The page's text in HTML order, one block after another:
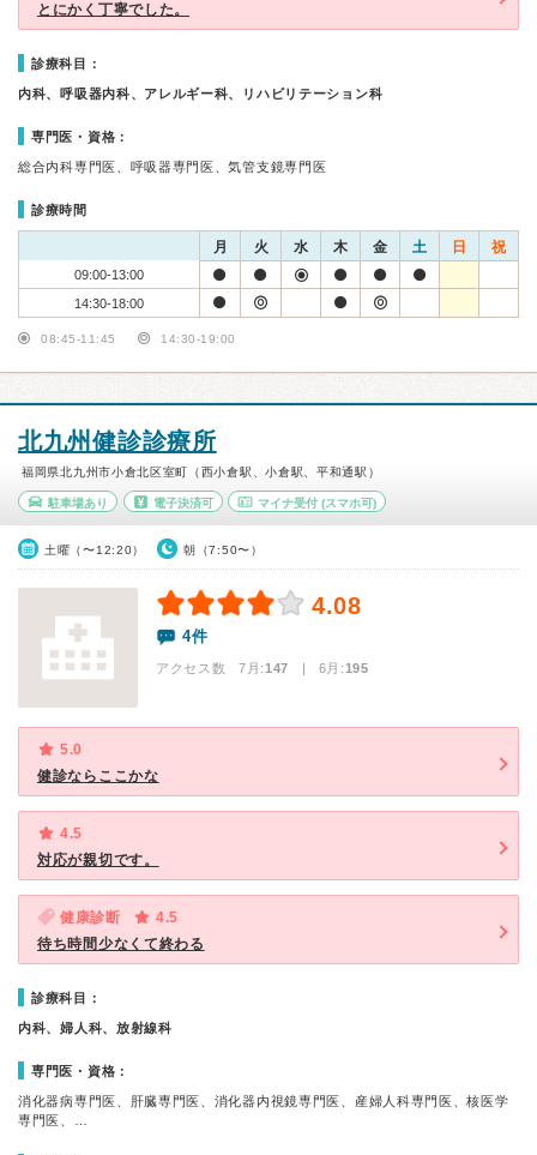
とにかく丁寧でした。
診療科目：
内科、呼吸器内科、アレルギー科、リハビリテーション科
専門医・資格：
総合内科専門医、呼吸器専門医、気管支鏡専門医
診療時間
月 火 水 木 金 土 日 祝
09:00-13:00
14:30-18:00
08:45-11:45 14:30-19:00
北九州健診診療所
福岡県北九州市小倉北区室町（西小倉駅、小倉駅、平和通駅）
駐車場あり 電子決済可 マイナ受付 (スマホ可)
土曜（〜12:20） 朝（7:50〜）
4.08
4件
アクセス数 7月:147 | 6月:195
5.0
健診ならここかな
4.5
対応が親切です。
健康診断
4.5
待ち時間少なくて終わる
診療科目：
内科、婦人科、放射線科
専門医・資格：
消化器病専門医、肝臓専門医、消化器内視鏡専門医、産婦人科専門医、核医学
専門医、…